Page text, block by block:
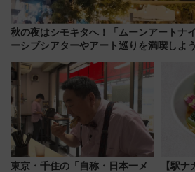
秋の夜はシモキタへ！「ムーンアートナ
ーシブシアターやアート巡りを満喫しよう
東京・千住の「自称・日本一メ
【駅